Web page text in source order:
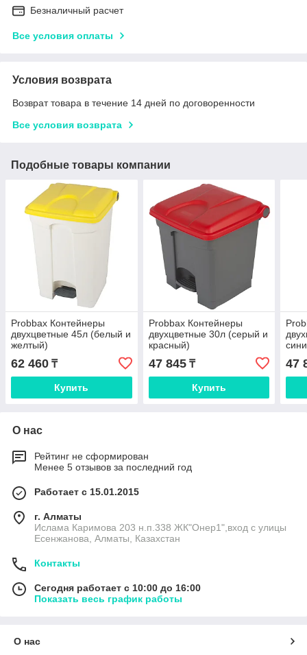
Безналичный расчет
Все условия оплаты
Условия возврата
Возврат товара в течение 14 дней по договоренности
Все условия возврата
Подобные товары компании
Probbax Контейнеры
двухцветные 45л (белый и
желтый)
62 460 ₸
Купить
Probbax Контейнеры
двухцветные 30л (серый и
красный)
47 845₸
Купить
47
О нас
Рейтинг не сформирован
Менее 5 отзывов за последний год
Работает с 15.01.2015
г. Алматы
Ислама Каримова 203 н.п.338 ЖК"Онер1",вход с улицы
Есенжанова, Алматы, Казахстан
Контакты
Сегодня работает с 10:00 до 16:00
Показать весь график работы
О нас